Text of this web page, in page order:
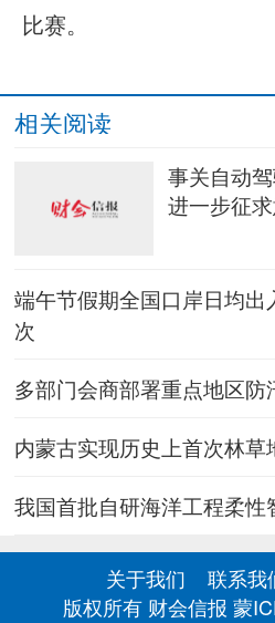
比赛。
相关阅读
事关自动
进一步征
端午节假期全国口岸日均
次
多部门会商部署重点地区防
内蒙古实现历史上首次林草
我国首批自研海洋工程柔性
关于我们 联系我
版权所有 财会信报 蒙